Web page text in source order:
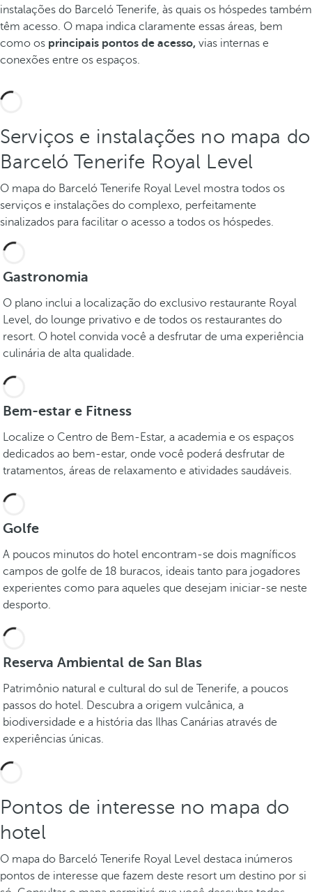
instalações do Barceló Tenerife, às quais os hóspedes também
têm acesso. O mapa indica claramente essas áreas, bem
como os principais pontos de acesso, vias internas e
conexões entre os espaços.
Serviços e instalações no mapa do
Barceló Tenerife Royal Level
O mapa do Barceló Tenerife Royal Level mostra todos os
serviços e instalações do complexo, perfeitamente
sinalizados para facilitar o acesso a todos os hóspedes.
Gastronomia
O plano inclui a localização do exclusivo restaurante Royal
Level, do lounge privativo e de todos os restaurantes do
resort. O hotel convida você a desfrutar de uma experiência
culinária de alta qualidade.
Bem-estar e Fitness
Localize o Centro de Bem-Estar, a academia e os espaços
dedicados ao bem-estar, onde você poderá desfrutar de
tratamentos, áreas de relaxamento e atividades saudáveis.
Golfe
A poucos minutos do hotel encontram-se dois magníficos
campos de golfe de 18 buracos, ideais tanto para jogadores
experientes como para aqueles que desejam iniciar-se neste
desporto.
Reserva Ambiental de San Blas
Patrimônio natural e cultural do sul de Tenerife, a poucos
passos do hotel. Descubra a origem vulcânica, a
biodiversidade e a história das Ilhas Canárias através de
experiências únicas.
Pontos de interesse no mapa do
hotel
O mapa do Barceló Tenerife Royal Level destaca inúmeros
pontos de interesse que fazem deste resort um destino por si